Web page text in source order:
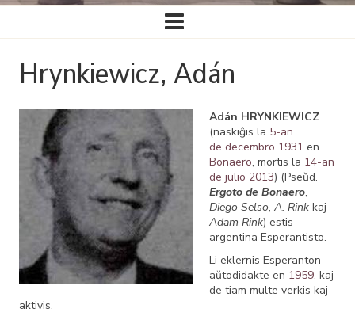
Ĉefa
navigado
Hrynkiewicz, Adán
Adán HRYNKIEWICZ
(naskiĝis la 5-an
de decembro 1931 en
Bonaero, mortis la 14-an
de julio 2013) (Pseŭd.
Ergoto de Bonaero,
Diego Selso, A. Rinkkaj
Adam Rink) estis
argentina Esperantisto.
Li eklernis Esperanton
aŭtodidakte en 1959, kaj
de tiam multe verkis kaj
aktivis.